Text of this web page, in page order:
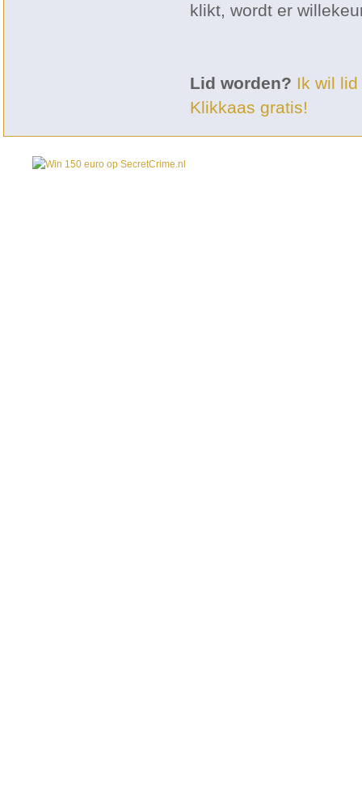
klikt, wordt er
Lid worden? Ik wil
Klikkaas gratis!